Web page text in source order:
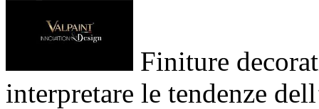
Finiture
interpretare le tendenze